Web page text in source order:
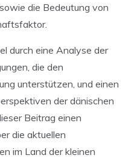
die Bedeutung von
durch eine Analyse der
die den
unterstützen, und einen
der dänischen
Beitrag einen
die aktuellen
im Land der kleinen